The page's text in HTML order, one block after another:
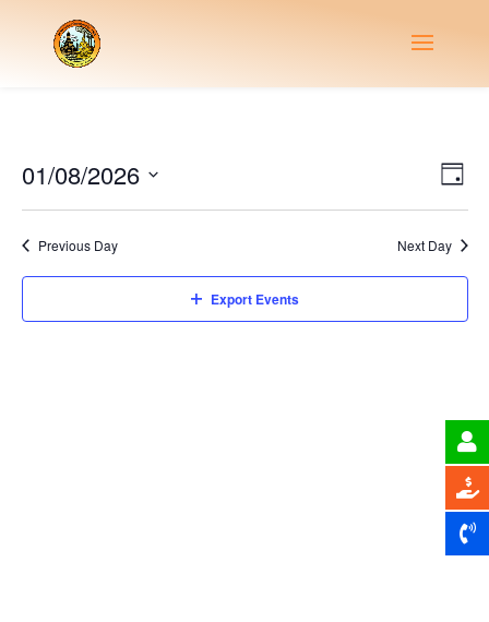
Day
01/08/2026
Previous Day Next Day
Export Events